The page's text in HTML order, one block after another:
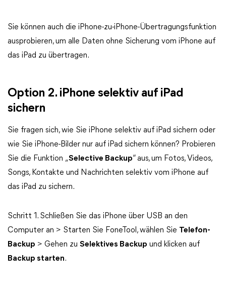
Sie können auch die iPhone-zu-iPhone-Übertragungsfunktion
ausprobieren, um alle Daten ohne Sicherung vom iPhone auf
das iPad zu übertragen.
Option 2. iPhone selektiv auf iPad
sichern
Sie fragen sich, wie Sie iPhone selektiv auf iPad sichern oder
wie Sie iPhone-Bilder nur auf iPad sichern können? Probieren
Sie die Funktion „Selective Backup“ aus, um Fotos, Videos,
Songs, Kontakte und Nachrichten selektiv vom iPhone auf
das iPad zu sichern.
Schritt 1. Schließen Sie das iPhone über USB an den
Computer an > Starten Sie FoneTool, wählen Sie Telefon-
Backup > Gehen zu Selektives Backup und klicken auf
Backup starten.